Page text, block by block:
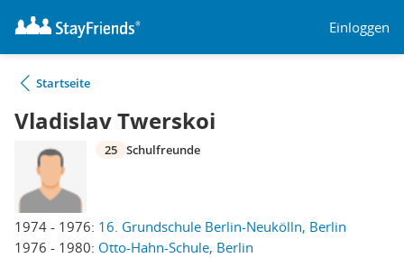
Einloggen
Startseite
Vladislav Twerskoi
1974 - 1976: 16. Grundschule Berlin-Neukölln, Berlin
1976 - 1980: Otto-Hahn-Schule, Berlin
25 Schulfreunde